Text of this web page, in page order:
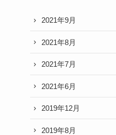
2021年9月
2021年8月
2021年7月
2021年6月
2019年12月
2019年8月